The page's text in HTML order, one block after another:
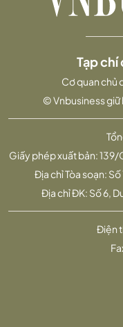
Giấy phép xuất bản: 139/
Địa chỉ Tòa soạn: Số
Địa chỉ ĐK: Số 6,
Tạp chí
Cơ quan chủ
© Vnbusiness
Điện